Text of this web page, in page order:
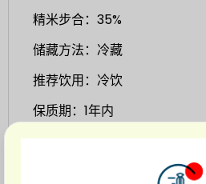
精米步合：35%
储藏方法：冷藏
推荐饮用：冷饮
保质期：1年内
是獭祭首次于美国纽约酒藏酿